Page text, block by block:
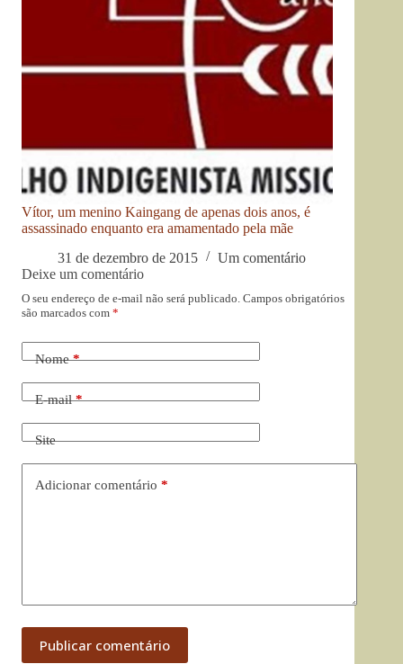
Vítor, um menino Kaingang de apenas dois anos, é
assassinado enquanto era amamentado pela mãe
31 de dezembro de 2015
Um comentário
Deixe um comentário
O seu endereço de e-mail não será publicado. Campos obrigatórios
são marcados com *
Nome*
E-mail*
Site
Adicionar comentário *
Publicar comentário